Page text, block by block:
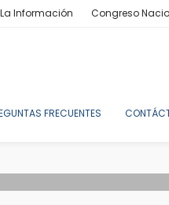
Información Congreso
FRECUENTES